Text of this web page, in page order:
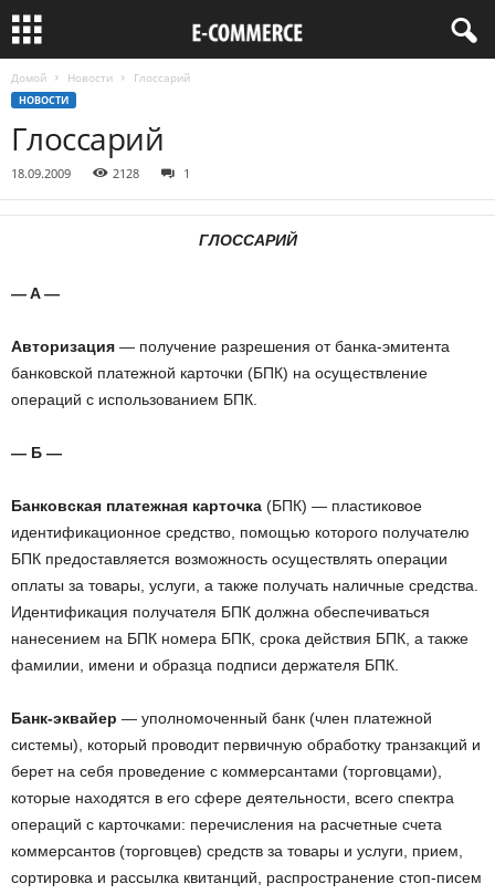
Домой Новости Глоссарий
НОВОСТИ
Глоссарий
18.09.2009 2128 1
ГЛОССАРИЙ
— A —
Авторизация — получение разрешения от банка-эмитента
банковской платежной карточки (БПК) на осуществление
операций с использованием БПК.
— Б —
Банковская платежная карточка (БПК) — пластиковое
идентификационное средство, помощью которого получателю
БПК предоставляется возможность осуществлять операции
оплаты за товары, услуги, а также получать наличные средства.
Идентификация получателя БПК должна обеспечиваться
нанесением на БПК номера БПК, срока действия БПК, а также
фамилии, имени и образца подписи держателя БПК.
Банк-эквайер — уполномоченный банк (член платежной
системы), который проводит первичную обработку транзакций и
берет на себя проведение с коммерсантами (торговцами),
которые находятся в его сфере деятельности, всего спектра
операций с карточками: перечисления на расчетные счета
коммерсантов (торговцев) средств за товары и услуги, прием,
сортировка и рассылка квитанций, распространение стоп-писем